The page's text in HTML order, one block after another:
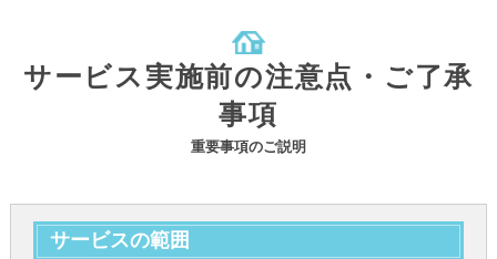
サービス実施前の注意点・ご了承
事項
重要事項のご説明
サービスの範囲